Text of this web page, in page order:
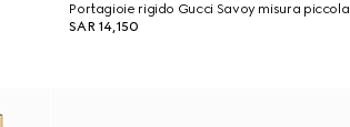
Portagioie rigido Gucci Savoy misura piccola
SAR 14,150